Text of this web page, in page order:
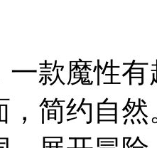
一款魔性
，简约自